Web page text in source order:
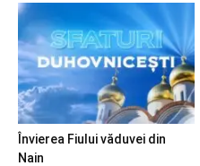
Învierea Fiului văduvei din
Nain